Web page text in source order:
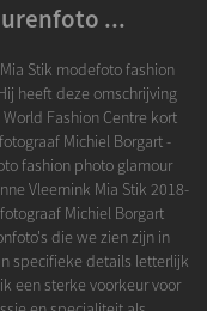
...
Stik modefoto fashion
heeft deze omschrijving
Fashion Centre kort
Michiel Borgart -
fashion photo glamour
Vleemink Mia Stik 2018-
Michiel Borgart
die we zien zijn in
specifieke details letterlijk
een sterke voorkeur voor